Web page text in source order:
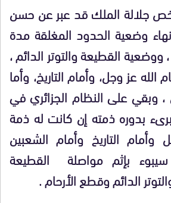
جلالة الملك قد عبر عن حسن
وضعية الحدود المغلقة مدة
القطيعة والتوتر الدائم ،
عز وجل، وأمام التاريخ، وأما
، وبقي على النظام الجزائري في
بدوره ذمته إن كانت له ذمة
وأمام التاريخ وأمام الشعبين
بإثم مواصلة القطيعة
الدائم وقطع الأرحام .